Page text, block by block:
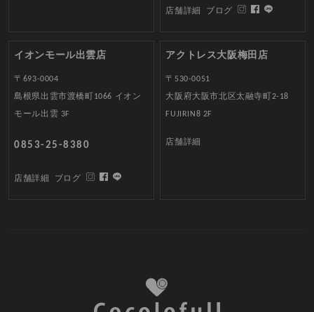
店舗詳細 ブログ
イオンモール出雲店
〒693-0004
島根県出雲市渡橋町1066 イオン
モール出雲 3F
0853-25-8380
店舗詳細 ブログ
アクトレス大阪梅田店
〒530-0051
大阪府大阪市北区太融寺町2-18
FUJIRIN8 2F
店舗詳細